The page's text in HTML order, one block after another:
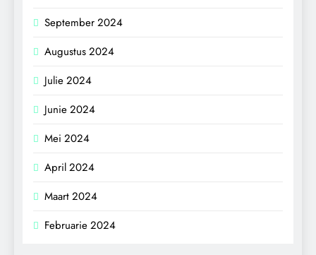
September 2024
Augustus 2024
Julie 2024
Junie 2024
Mei 2024
April 2024
Maart 2024
Februarie 2024